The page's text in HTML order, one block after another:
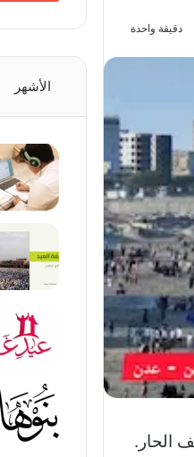
دقيقة واحدة
الحار.
الأشهر